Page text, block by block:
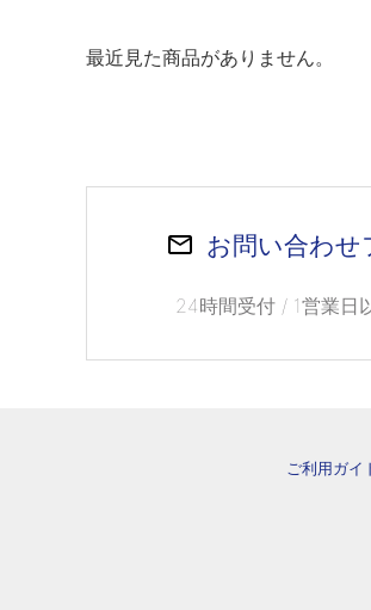
最近見た商品がありません。
お問い合わせ
24時間受付 / 1営業日
ご利用ガイ